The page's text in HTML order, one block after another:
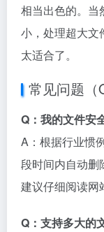
相当出色的。当
小，处理超大文
太适合了。
常见问题（
Q：我的文件安
A：根据行业惯
段时间内自动删
建议仔细阅读网
Q：支持多大的